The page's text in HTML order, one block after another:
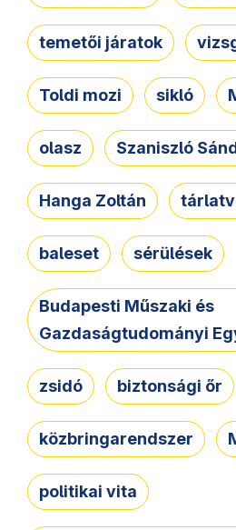
temetői járatok
Toldi mozi sikló
olasz Szaniszló
Hanga Zoltán
baleset sérülések
Budapesti Műszaki és
Gazdaságtudományi
zsidó biztonsági őr
közbringarendszer
politikai vita